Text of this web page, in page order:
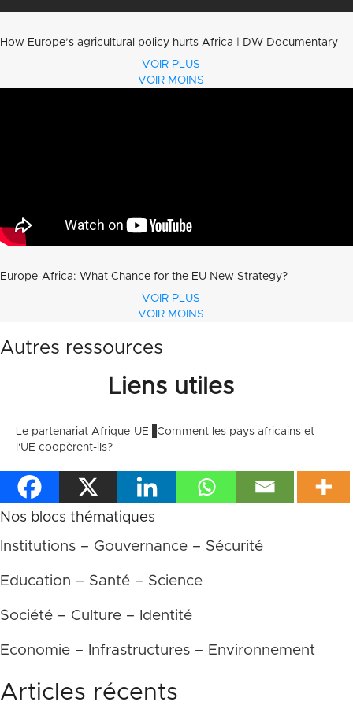
How Europe’s agricultural policy hurts Africa | DW Documentary
VOIR PLUS
VOIR MOINS
Europe-Africa: What Chance for the EU New Strategy?
VOIR PLUS
VOIR MOINS
Autres ressources
Liens utiles
Le partenariat Afrique-UE
Comment les pays africains et
l'UE coopèrent-ils?
Nos blocs thématiques
Institutions – Gouvernance – Sécurité
Education – Santé – Science
Société – Culture – Identité
Economie – Infrastructures – Environnement
Articles récents